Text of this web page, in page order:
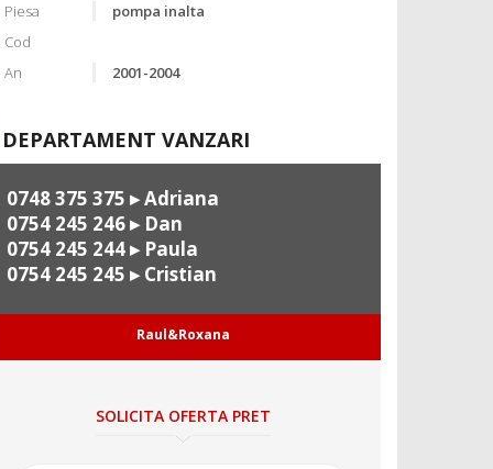
Piesa
pompa inalta
Cod
An
2001-2004
DEPARTAMENT VANZARI
0748 375 375 ▸ Adriana
0754 245 246▸ Dan
0754 245 244▸ Paula
0754 245 245 ▸ Cristian
Raul&Roxana
SOLICITA OFERTA PRET